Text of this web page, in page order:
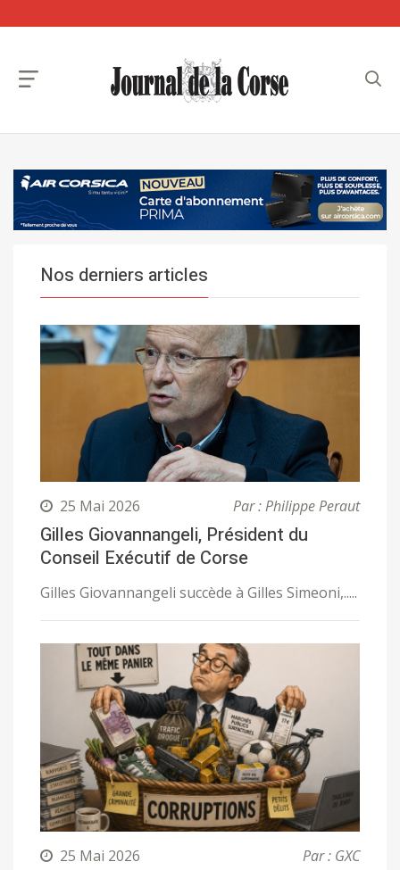
Nos derniers articles
25 Mai 2026 Par : Philippe Peraut
Gilles Giovannangeli, Président du
Conseil Exécutif de Corse
Gilles Giovannangeli succède à Gilles Simeoni,.....
25 Mai 2026 Par : GXC